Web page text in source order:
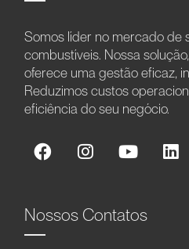
Somos líder no mercado de
combustíveis. Nossa
oferece uma gestão eficaz,
Reduzimos custos
eficiência do seu negócio.
Nossos Contatos